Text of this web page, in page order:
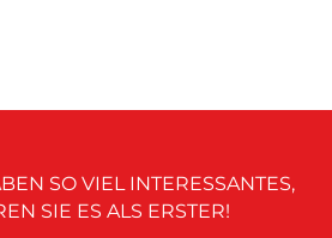
SO VIEL INTERESSANTES,
SIE ES ALS ERSTER!